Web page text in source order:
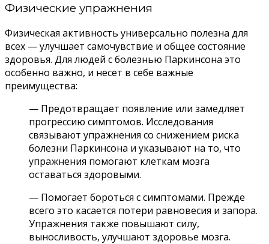
Физические упражнения
Физическая активность универсально полезна для
всех — улучшает самочувствие и общее состояние
здоровья. Для людей с болезнью Паркинсона это
особенно важно, и несет в себе важные
преимущества:
— Предотвращает появление или замедляет
прогрессию симптомов. Исследования
связывают упражнения со снижением риска
болезни Паркинсона и указывают на то, что
упражнения помогают клеткам мозга
оставаться здоровыми.
— Помогает бороться с симптомами. Прежде
всего это касается потери равновесия и запора.
Упражнения также повышают силу,
выносливость, улучшают здоровье мозга.